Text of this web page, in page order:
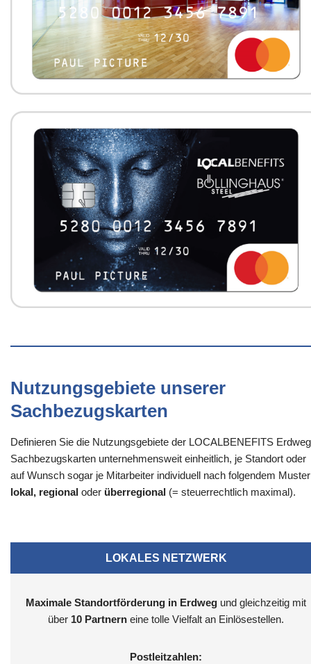
Nutzungsgebiete unserer
Sachbezugskarten
Definieren Sie die Nutzungsgebiete der LOCALBENEFITS
Sachbezugskarten unternehmensweit einheitlich, je Standort oder
auf Wunsch sogar je Mitarbeiter individuell nach folgendem
lokal, regional oder überregional (= steuerrechtlich maximal).
LOKALES NETZWERK
Maximale Standortförderung in Erdweg und gleichzeitig mit
über 10 Partnern eine tolle Vielfalt an Einlösestellen.
Postleitzahlen: